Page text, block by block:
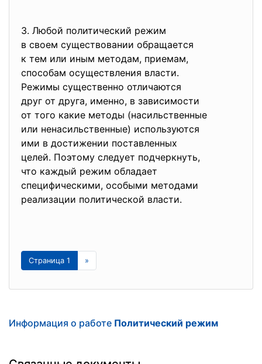
3. Любой политический режим
в своем существовании обращается
к тем или иным методам, приемам,
способам осуществления власти.
Режимы существенно отличаются
друг от друга, именно, в зависимости
от того какие методы (насильственные
или ненасильственные) используются
ими в достижении поставленных
целей. Поэтому следует подчеркнуть,
что каждый режим обладает
специфическими, особыми методами
реализации политической власти.
Страница 1 »
Информация о работе Политический режим